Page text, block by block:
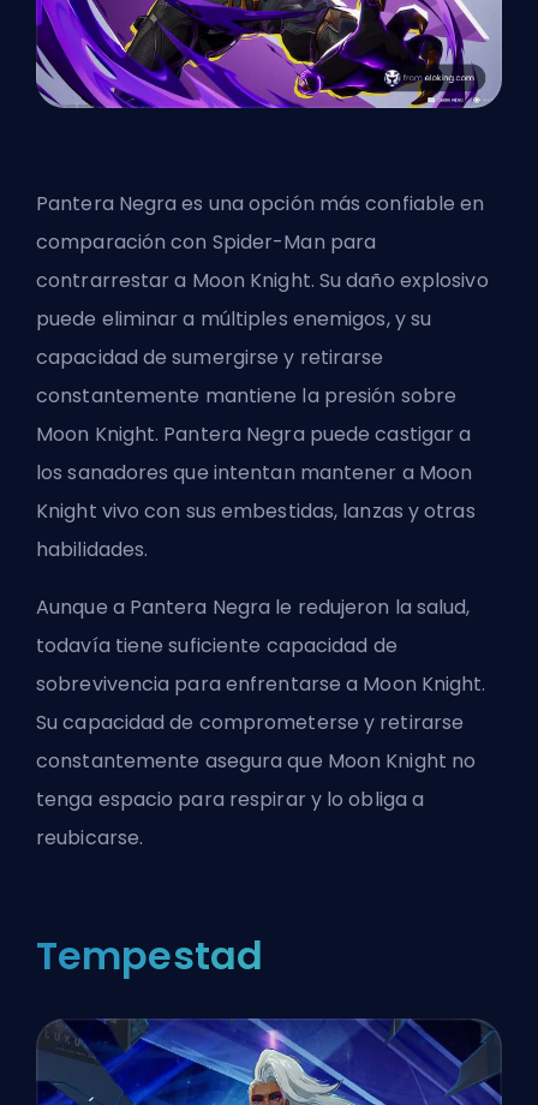
Pantera Negra es una opción más confiable en
comparación con Spider-Man para
contrarrestar a Moon Knight. Su daño explosivo
puede eliminar a múltiples enemigos, y su
capacidad de sumergirse y retirarse
constantemente mantiene la presión sobre
Moon Knight. Pantera Negra puede castigar a
los sanadores que intentan mantener a Moon
Knight vivo con sus embestidas, lanzas y otras
habilidades.
Aunque a Pantera Negra le redujeron la salud,
todavía tiene suficiente capacidad de
sobrevivencia para enfrentarse a Moon Knight.
Su capacidad de comprometerse y retirarse
constantemente asegura que Moon Knight no
tenga espacio para respirar y lo obliga a
reubicarse.
Tempestad